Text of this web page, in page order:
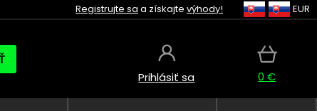
Registrujte sa a získajte výhody! EUR
Prihlásiť sa 0 €